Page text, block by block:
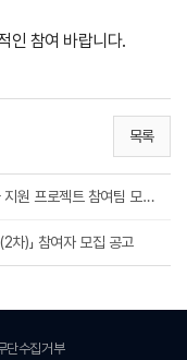
인 참여 바랍니다.
목록
2026년 청년 소상공인 상권 활성화 지원 프로젝트 참여팀 모집 공고
차)」 참여자 모집 공고
단수집거부